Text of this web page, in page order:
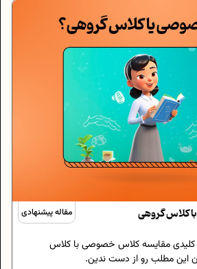
مقاله پیشنهادی کلاس‌ گروهی
کلیدی مقایسه کلاس خصوصی با کلاس‌
این مطلب رو از دست ندین.